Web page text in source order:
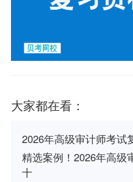
大家都在看：
2026年高级审计师考试
精选案例！2026年高级
十